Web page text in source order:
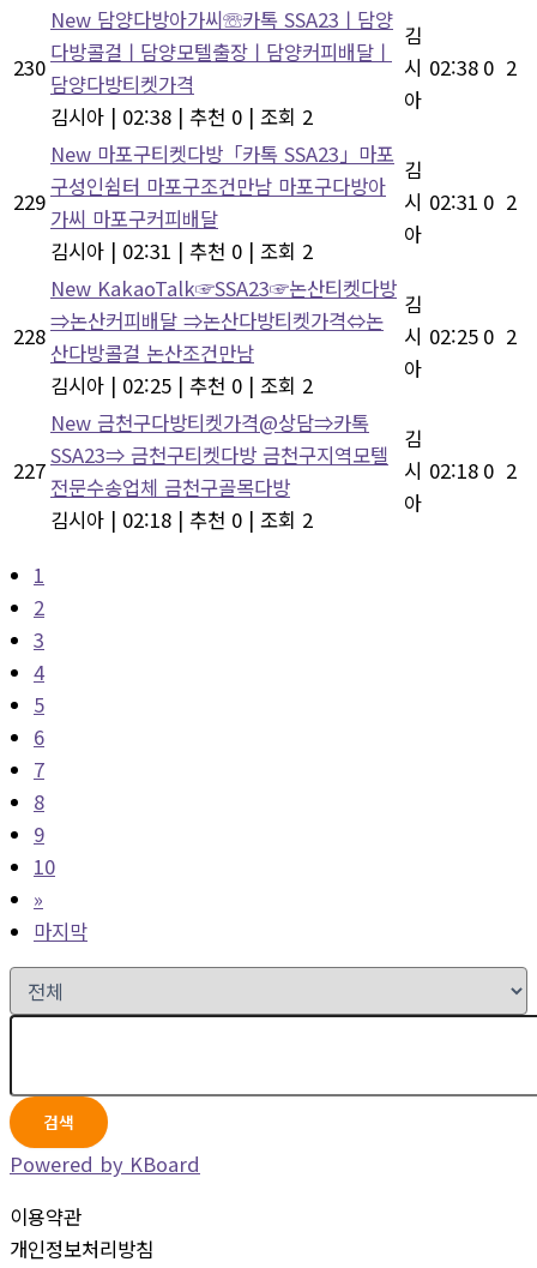
230
New 담양다방아가씨☏카톡 SSA23ㅣ담양
다방콜걸ㅣ담양모텔출장ㅣ담양커피배달ㅣ
담양다방티켓가격
김시아 | 02:38 | 추천 0 | 조회 2
김
시
아
02:38 0 2
229
New 마포구티켓다방「카톡 SSA23」마포
구성인쉼터 마포구조건만남 마포구다방아
가씨 마포구커피배달
김시아 | 02:31 | 추천 0 | 조회 2
김
시
아
02:31 0 2
228
New KakaoTalk☞SSA23☞논산티켓다방
⇒논산커피배달 ⇒논산다방티켓가격⇔논
산다방콜걸 논산조건만남
김시아 | 02:25 | 추천 0 | 조회 2
김
시
아
02:25 0 2
227
New 금천구다방티켓가격@상담⇒카톡
SSA23⇒ 금천구티켓다방 금천구지역모텔
전문수송업체 금천구골목다방
김시아 | 02:18 | 추천 0 | 조회 2
김
시
아
02:18 0 2
1
2
3
4
5
6
7
8
9
10
»
마지막
검색
Powered by KBoard
이용약관
개인정보처리방침